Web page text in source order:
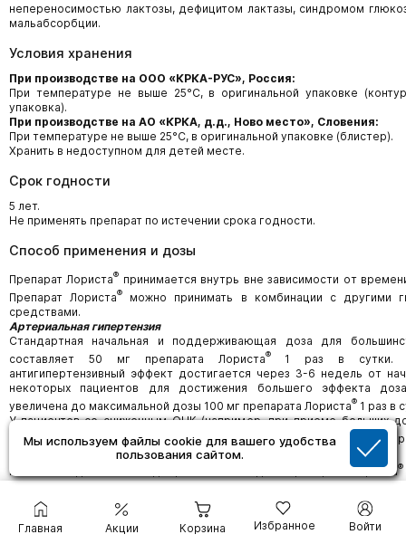
Мы используем файлы cookie для вашего удобства
пользования сайтом.
Главная Акции Корзина Избранное Войти
непереносимостью лактозы, дефицитом лактазы, синдромом
мальабсорбции.
Условия хранения
При производстве на ООО «КРКА-РУС», Россия:
При температуре не выше 25°С, в оригинальной упаковке
упаковка).
При производстве на АО «КРКА, д.д., Ново место», Словения:
При температуре не выше 25°С, в оригинальной упаковке (блистер).
Хранить в недоступном для детей месте.
Срок годности
5 лет.
Не применять препарат по истечении срока годности.
Способ применения и дозы
Препарат Лориста® принимается внутрь вне зависимости от
Препарат Лориста®
можно принимать в комбинации с другими
средствами.
Артериальная гипертензия
Стандартная начальная и поддерживающая доза для
составляет 50 мг препарата Лориста®1 раз в сутки.
антигипертензивный эффект достигается через 3-6 недель от
некоторых пациентов для достижения большего эффекта
увеличена до максимальной дозы 100 мг препарата Лориста® 1 раз в
У пациентов со сниженным ОЦК (например, при приеме больших
начальную дозу препарата Лориста следует снизить до 25 мг 1
раздел «Особые указания»).
Нет необходимости в подборе начальной дозы препарата Лориста®
пожилого возраста и пациентов с нарушением функции почек,
находящихся на диализе.
Пациентам с заболеванием печени в анамнезе рекомендуется
низкие дозы препарата Лориста®(см. раздел «Особые указания»).